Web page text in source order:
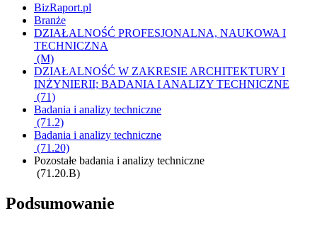
BizRaport.pl
Branże
DZIAŁALNOŚĆ PROFESJONALNA, NAUKOWA I
TECHNICZNA
(M)
DZIAŁALNOŚĆ W ZAKRESIE ARCHITEKTURY I
INŻYNIERII; BADANIA I ANALIZY TECHNICZNE
(71)
Badania i analizy techniczne
(71.2)
Badania i analizy techniczne
(71.20)
Pozostałe badania i analizy techniczne
(71.20.B)
Podsumowanie